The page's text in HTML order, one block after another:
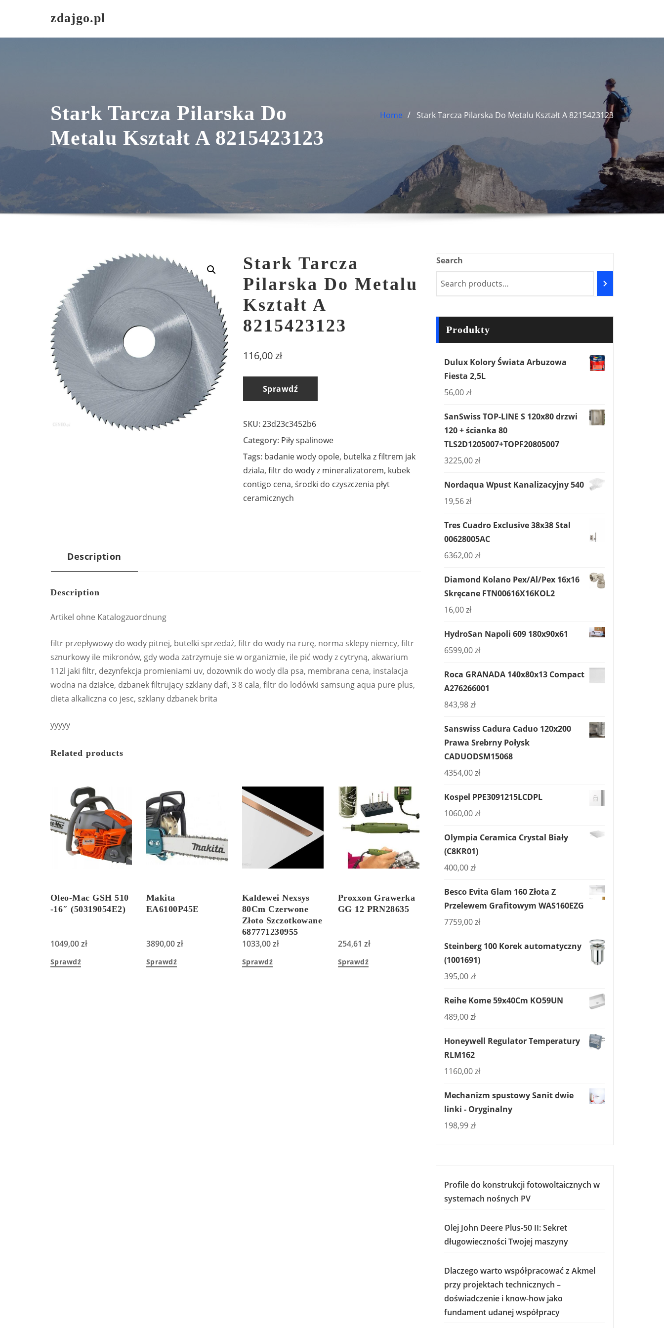
zdajgo.pl
Stark Tarcza Pilarska Do
Metalu Kształt A 8215423123
Home Stark Tarcza Pilarska Do Metalu Kształt A 8215423123
Stark Tarcza
Pilarska Do Metalu
Kształt A
8215423123
116,00zł
Sprawdź
SKU:23d23c3452b6
Category: Piły spalinowe
Tags: badanie wody opole, butelka z filtrem jak
dziala, filtr do wody z mineralizatorem, kubek
contigo cena, środki do czyszczenia płyt
ceramicznych
Description
Description
Artikel ohne Katalogzuordnung
filtr przepływowy do wody pitnej, butelki sprzedaż, filtr do wody na rurę, norma sklepy niemcy, filtr
sznurkowy ile mikronów, gdy woda zatrzymuje sie w organizmie, ile pić wody z cytryną, akwarium
112l jaki filtr, dezynfekcja promieniami uv, dozownik do wody dla psa, membrana cena, instalacja
wodna na działce, dzbanek filtrujący szklany dafi, 3 8 cala, filtr do lodówki samsung aqua pure plus,
dieta alkaliczna co jesc, szklany dzbanek brita
yyyyy
Related products
Oleo-Mac GSH 510
-16″ (50319054E2)
1049,00zł
Sprawdź
Makita
EA6100P45E
3890,00zł
Sprawdź
Kaldewei Nexsys
80Cm Czerwone
Złoto Szczotkowane
687771230955
1033,00zł
Sprawdź
Proxxon Grawerka
GG 12 PRN28635
254,61 zł
Sprawdź
Search
Produkty
Dulux Kolory Świata Arbuzowa
Fiesta 2,5L
56,00zł
SanSwiss TOP-LINE S 120x80 drzwi
120 + ścianka 80
TLS2D1205007+TOPF20805007
3225,00zł
Nordaqua Wpust Kanalizacyjny 540
19,56zł
Tres Cuadro Exclusive 38x38 Stal
00628005AC
6362,00zł
Diamond Kolano Pex/Al/Pex 16x16
Skręcane FTN00616X16KOL2
16,00zł
HydroSan Napoli 609 180x90x61
6599,00zł
Roca GRANADA 140x80x13 Compact
A276266001
843,98zł
Sanswiss Cadura Caduo 120x200
Prawa Srebrny Połysk
CADUODSM15068
4354,00zł
Kospel PPE3091215LCDPL
1060,00zł
Olympia Ceramica Crystal Biały
(C8KR01)
400,00zł
Besco Evita Glam 160 Złota Z
Przelewem Grafitowym WAS160EZG
7759,00zł
Steinberg 100 Korek automatyczny
(1001691)
395,00zł
Reihe Kome 59x40Cm KO59UN
489,00zł
Honeywell Regulator Temperatury
RLM162
1160,00zł
Mechanizm spustowy Sanit dwie
linki - Oryginalny
198,99zł
Profile do konstrukcji fotowoltaicznych w
systemach nośnych PV
Olej John Deere Plus-50 II: Sekret
długowieczności Twojej maszyny
Dlaczego warto współpracować z Akmel
przy projektach technicznych –
doświadczenie i know-how jako
fundament udanej współpracy